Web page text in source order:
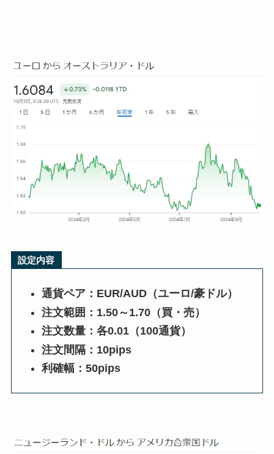
設定内容
通貨ペア：EUR/AUD（ユーロ/豪ドル）
注文範囲：1.50～1.70（買・売）
注文数量：各0.01（100通貨）
注文間隔：10pips
利確幅：50pips